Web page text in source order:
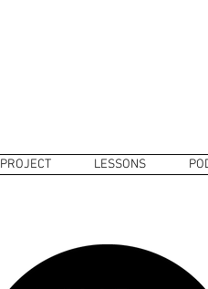
PROJECT LESSONS